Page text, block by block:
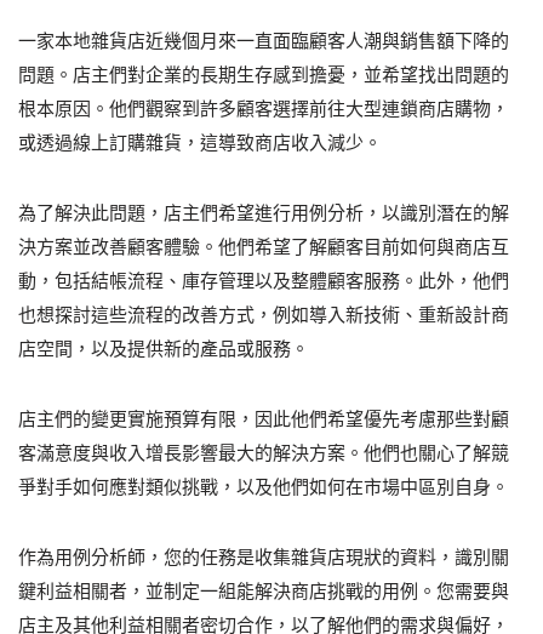
一家本地雜貨店近幾個月來一直面臨顧客人潮與銷售額下降的
問題。店主們對企業的長期生存感到擔憂，並希望找出問題的
根本原因。他們觀察到許多顧客選擇前往大型連鎖商店購物，
或透過線上訂購雜貨，這導致商店收入減少。
為了解決此問題，店主們希望進行用例分析，以識別潛在的解
決方案並改善顧客體驗。他們希望了解顧客目前如何與商店互
動，包括結帳流程、庫存管理以及整體顧客服務。此外，他們
也想探討這些流程的改善方式，例如導入新技術、重新設計商
店空間，以及提供新的產品或服務。
店主們的變更實施預算有限，因此他們希望優先考慮那些對顧
客滿意度與收入增長影響最大的解決方案。他們也關心了解競
爭對手如何應對類似挑戰，以及他們如何在市場中區別自身。
作為用例分析師，您的任務是收集雜貨店現狀的資料，識別關
鍵利益相關者，並制定一組能解決商店挑戰的用例。您需要與
店主及其他利益相關者密切合作，以了解他們的需求與偏好，